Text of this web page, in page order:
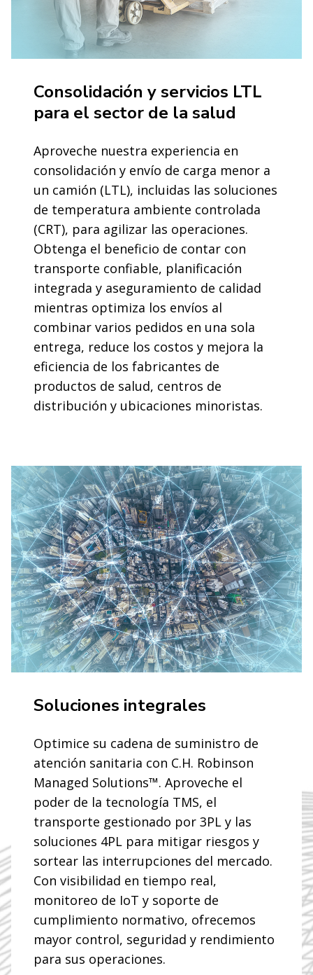
Consolidación y servicios LTL
para el sector de la salud
Aproveche nuestra experiencia en
consolidación y envío de carga menor a
un camión (LTL), incluidas las soluciones
de temperatura ambiente controlada
(CRT), para agilizar las operaciones.
Obtenga el beneficio de contar con
transporte confiable, planificación
integrada y aseguramiento de calidad
mientras optimiza los envíos al
combinar varios pedidos en una sola
entrega, reduce los costos y mejora la
eficiencia de los fabricantes de
productos de salud, centros de
distribución y ubicaciones minoristas.
Soluciones integrales
Optimice su cadena de suministro de
atención sanitaria con C.H. Robinson
Managed Solutions™. Aproveche el
poder de la tecnología TMS, el
transporte gestionado por 3PL y las
soluciones 4PL para mitigar riesgos y
sortear las interrupciones del mercado.
Con visibilidad en tiempo real,
monitoreo de IoT y soporte de
cumplimiento normativo, ofrecemos
mayor control, seguridad y rendimiento
para sus operaciones.